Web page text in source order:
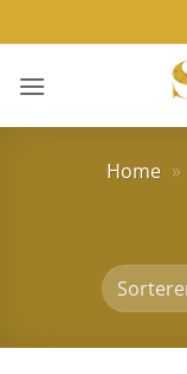
naar
inhoud
Home »